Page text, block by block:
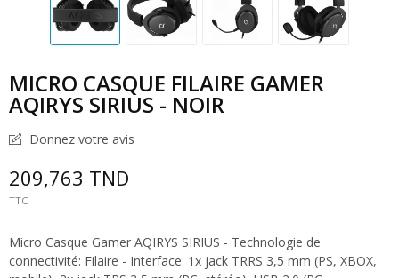
MICRO CASQUE FILAIRE GAMER
AQIRYS SIRIUS - NOIR
Donnez votre avis
209,763 TND
TTC
Micro Casque Gamer AQIRYS SIRIUS - Technologie de
connectivité: Filaire - Interface: 1x jack TRRS 3,5 mm (PS, XBOX,